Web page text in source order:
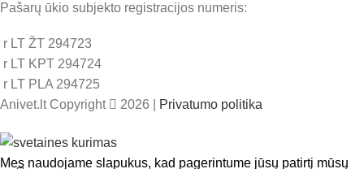
Pašarų ūkio subjekto registracijos numeris:
r LT ŽT 294723
r LT KPT 294724
r LT PLA 294725
Anivet.lt Copyright
2026 | Privatumo politika
Mes naudojame slapukus, kad pagerintume jūsų patirtį mūsų